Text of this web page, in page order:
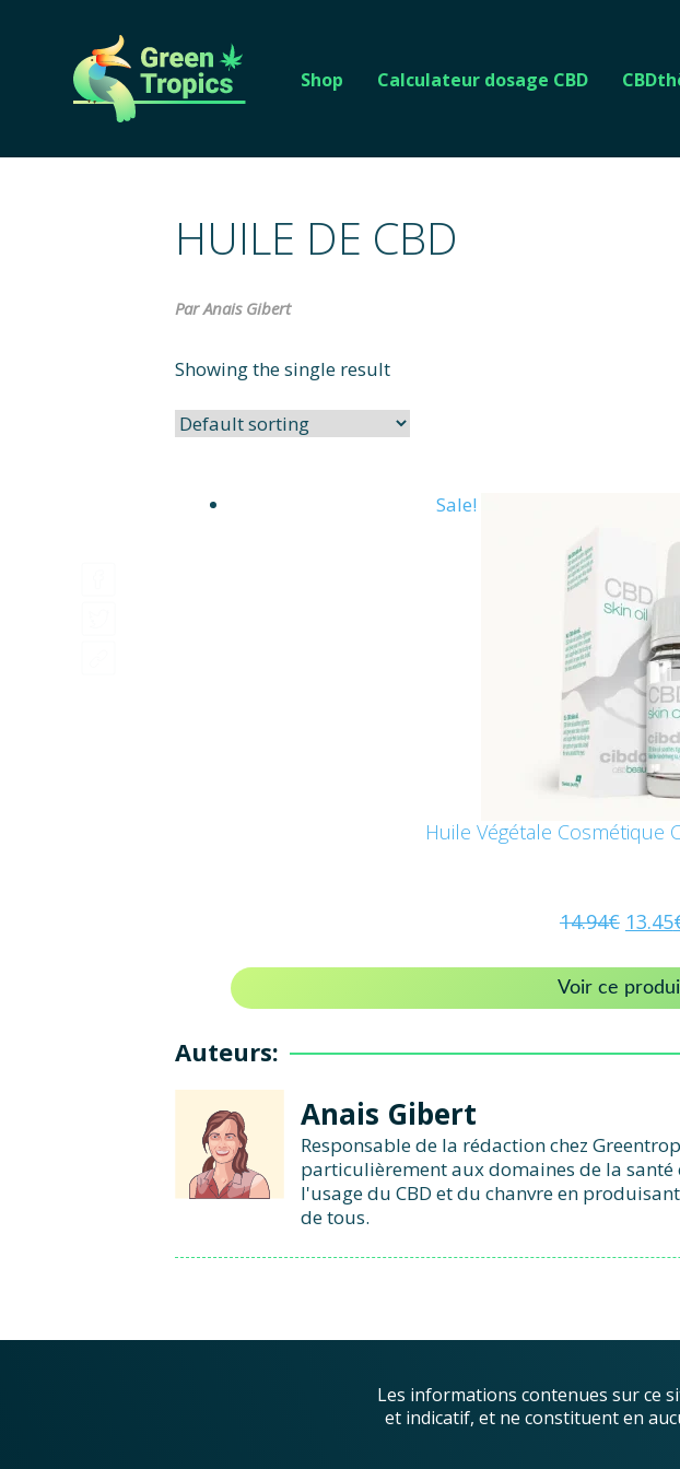
Shop Calculateur dosage CBD
HUILE DE CBD
Par Anais Gibert
Showing the single result
Sale!
Huile Végétale Cosmétique
14.94€ 13.45
Voir ce
Auteurs:
Anais Gibert
Responsable de la rédaction chez
particulièrement aux domaines de la
l'usage du CBD et du chanvre en
de tous.
Les informations contenues sur ce
et indicatif, et ne constituent en